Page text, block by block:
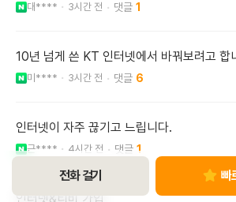
대**** 3시간 전 1
10년 넘게 쓴 KT 인터넷에서 바꿔보려고 합
미**** 3시간 전 6
인터넷이 자주 끊기고 느립니다.
근**** 4시간 전 1
인터넷&티비 가입
전화 걸기 빠